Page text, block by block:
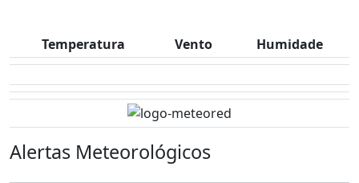
Temperatura Vento Humidade
Alertas Meteorológicos